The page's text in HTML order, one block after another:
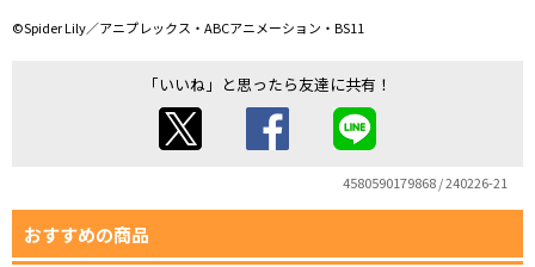
©Spider Lily／アニプレックス・ABCアニメーション・BS11
「いいね」と思ったら友達に共有！
4580590179868 / 240226-21
おすすめの商品